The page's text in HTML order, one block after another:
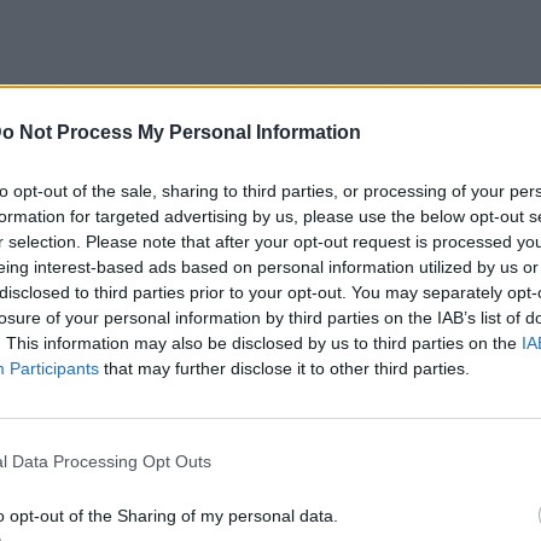
Not Process My Personal Information
opt-out of the sale, sharing to third parties, or processing of your
for targeted advertising by us, please use the below opt-out
selection. Please note that after your opt-out request is processed
interest-based ads based on personal information utilized by us
to third parties prior to your opt-out. You may separately
of your personal information by third parties on the IAB’s list of
This information may also be disclosed by us to third parties on the
Participants that may further disclose it to other third parties.
Data Processing Opt Outs
opt-out of the Sharing of my personal data.
μερικά από τα πιο γνωστά
όπως η Κάρλα Μπρούνι, η Ιζαμπέλα
ενώ καλεσμένες ήταν φυσικά
και Πριάνκα Τσόπρα, που αποτελούν
την επίδειξη από τα front
χρόνια ιστορίας του με ένα
Ρώμη
ομορφιά της Ρώμης, η
πολυτελούς οίκου Bvlgari αποτελεί